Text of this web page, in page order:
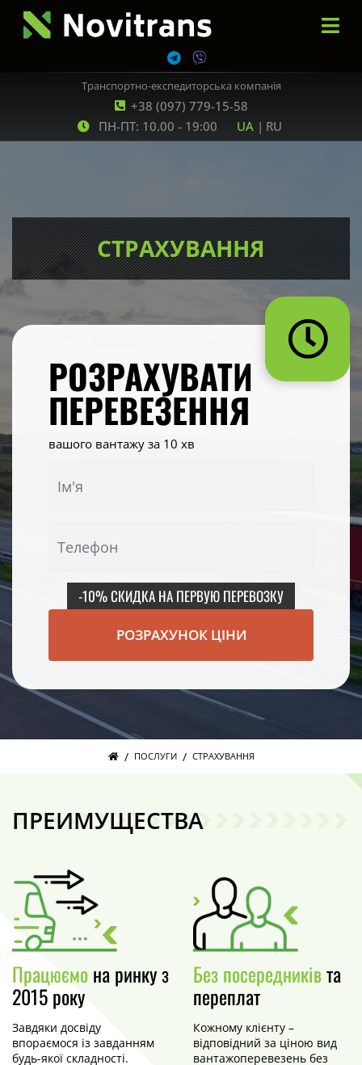
+38 (097) 779-15-58
Транспортно-експедиторська компанія
ПН-ПТ: 10.00 - 19:00 UA | RU
СТРАХУВАННЯ
РОЗРАХУВАТИ
ПЕРЕВЕЗЕННЯ
вашого вантажу за 10 хв
-10% СКИДКА НА ПЕРВУЮ ПЕРЕВОЗКУ
РОЗРАХУНОК ЦІНИ
/ ПОСЛУГИ / СТРАХУВАННЯ
ПРЕИМУЩЕСТВА
Працюємо на ринку з
2015 року
Завдяки досвіду
впораємося із завданням
будь-якої складності.
Без посередниківта
переплат
Кожному клієнту –
відповідний за ціною вид
вантажоперевезень без